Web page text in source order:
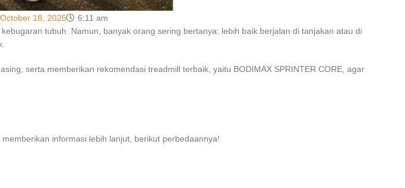
October 18, 2025
6:11 am
tubuh. Namun, banyak orang sering bertanya: lebih baik berjalan di tanjakan atau di
serta memberikan rekomendasi treadmill terbaik, yaitu BODIMAX SPRINTER CORE, agar
informasi lebih lanjut, berikut perbedaannya!